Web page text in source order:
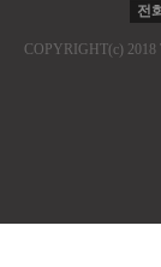
전
COPYRIGHT(c) 2018